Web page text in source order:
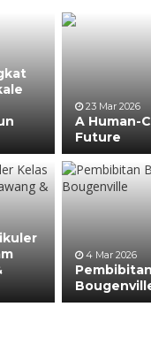
23 Mar 2026
A Human-
Future
4 Mar 2026